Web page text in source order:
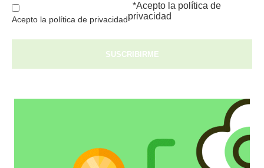
Acepto la política de privacidad
*Acepto la política de
privacidad